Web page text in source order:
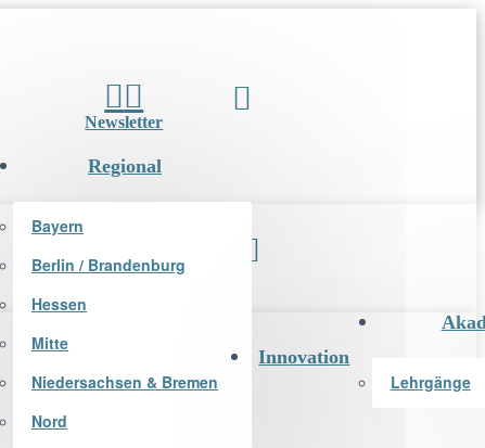
Newsletter
Newsletter
Regional
Bayern
Berlin / Brandenburg
Hessen
Mitte
Niedersachsen & Bremen
Nord
Innovation
Lehrgänge